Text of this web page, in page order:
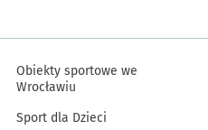
Obiekty sportowe we
Wrocławiu
Sport dla Dzieci